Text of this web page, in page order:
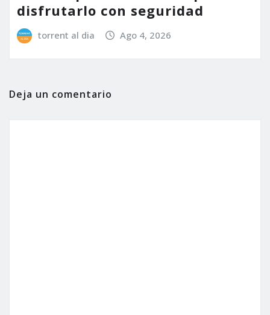
disfrutarlo con seguridad
torrent al dia Ago 4, 2026
Deja un comentario